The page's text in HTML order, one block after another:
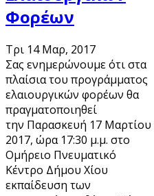
Φορέων
Τρι 14 Μαρ, 2017
Σας ενημερώνουμε ότι στα
πλαίσια του προγράμματος
ελαιουργικών φορέων θα
πραγματοποιηθεί
την Παρασκευή 17 Μαρτίου
2017, ώρα 17:30 μ.μ. στο
Ομήρειο Πνευματικό
Κέντρο Δήμου Χίου
εκπαίδευση των